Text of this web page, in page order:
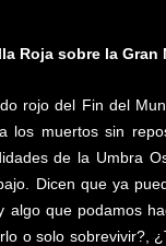
Roja sobre la Gran
rojo del Fin del
los muertos sin
de la Umbra
Dicen que ya
algo que podamos
o solo sobrevivir?,